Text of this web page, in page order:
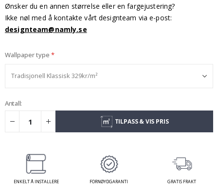
Ønsker du en annen størrelse eller en fargejustering?
Ikke nøl med å kontakte vårt designteam via e-post:
designteam@namly.se
Wallpaper type
Antall:
TILPASS & VIS PRIS
ENKELT Å INSTALLERE FORNØYDGARANTI GRATIS FRAKT